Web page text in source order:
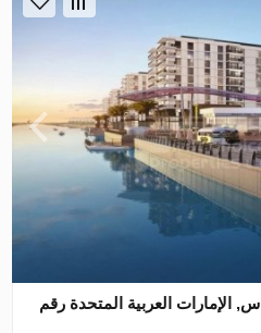
الإمارات العربية المتحدة رقم